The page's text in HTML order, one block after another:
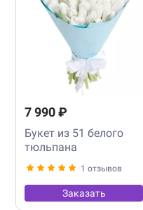
7 990 ₽
Букет из 51 белого
тюльпана
1 отзывов
Заказать